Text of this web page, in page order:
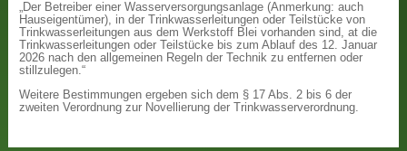
„Der Betreiber einer Wasserversorgungsanlage (Anmerkung: auch
Hauseigentümer), in der Trinkwasserleitungen oder Teilstücke von
Trinkwasserleitungen aus dem Werkstoff Blei vorhanden sind, at die
Trinkwasserleitungen oder Teilstücke bis zum Ablauf des 12. Januar
2026 nach den allgemeinen Regeln der Technik zu entfernen oder
stillzulegen.“
Weitere Bestimmungen ergeben sich dem § 17 Abs. 2 bis 6 der
zweiten Verordnung zur Novellierung der Trinkwasserverordnung.